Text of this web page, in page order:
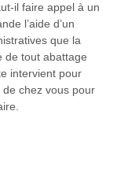
il faire appel à un
l’aide d’un
que la
de tout abattage
intervient pour
chez vous pour